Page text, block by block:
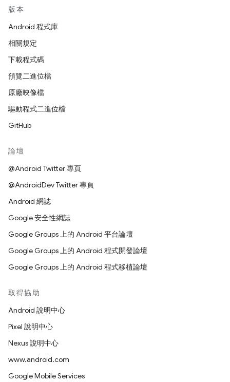
版本
Android 程式庫
相關規定
下載程式碼
預覽二進位檔
原廠映像檔
驅動程式二進位檔
GitHub
論壇
@Android Twitter 專頁
@AndroidDev Twitter 專頁
Android 網誌
Google 安全性網誌
Google Groups 上的 Android 平台論壇
Google Groups 上的 Android 程式開發論壇
Google Groups 上的 Android 程式移植論壇
取得協助
Android 說明中心
Pixel 說明中心
Nexus 說明中心
www.android.com
Google Mobile Services